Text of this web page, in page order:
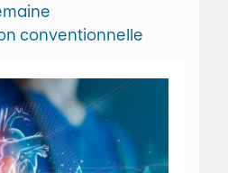
conventionnelle